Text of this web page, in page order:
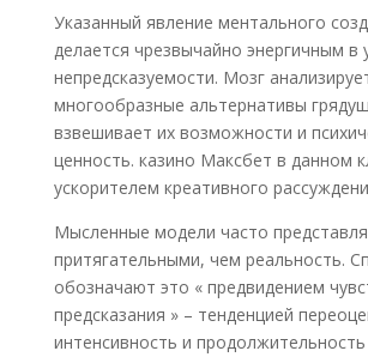
Указанный явление ментального
делается чрезвычайно энергичным в
непредсказуемости. Мозг
многообразные альтернативы
взвешивает их возможности и
ценность. казино Максбет в данном
ускорителем креативного
Мысленные модели часто
притягательными, чем реальность.
обозначают это « предвидением
предсказания » – тенденцией
интенсивность и